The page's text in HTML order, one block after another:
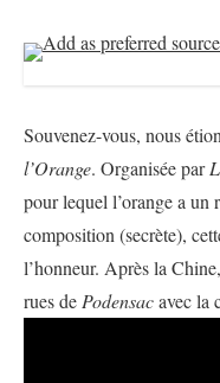
Souvenez-vous, nous
l’Orange. Organisée par
pour lequel l’orange a un
composition (secrète),
l’honneur. Après la
rues de Podensacavec la